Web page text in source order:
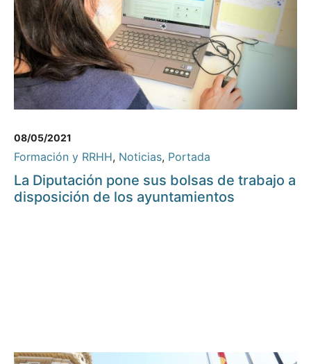
08/05/2021
Formación y RRHH, Noticias, Portada
La Diputación pone sus bolsas de trabajo a
disposición de los ayuntamientos